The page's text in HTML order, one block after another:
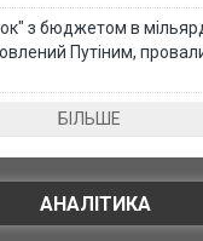
з бюджетом в
Путіним,
БІЛЬШЕ
АНАЛІТИКА